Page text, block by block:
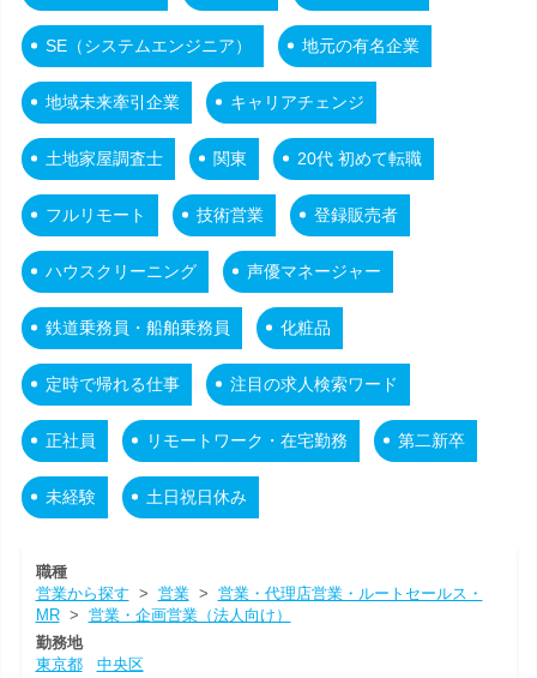
SE（システムエンジニア） 地元の有名企業
地域未来牽引企業 キャリアチェンジ
土地家屋調査士 関東 20代 初めて転職
フルリモート 技術営業 登録販売者
ハウスクリーニング 声優マネージャー
鉄道乗務員・船舶乗務員 化粧品
定時で帰れる仕事 注目の求人検索ワード
正社員 リモートワーク・在宅勤務 第二新卒
未経験 土日祝日休み
職種
営業から探す > 営業> 営業・代理店営業・ルートセールス・
MR> 営業・企画営業（法人向け）
勤務地
東京都
中央区